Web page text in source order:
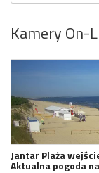
Kamery On-
Jantar Plaża
Aktualna pogoda